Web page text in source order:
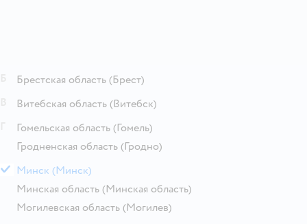
Брестская область (Брест)
Витебская область (Витебск)
Гомельская область (Гомель)
Гродненская область (Гродно)
М Минск (Минск)
Минская область (Минская область)
Могилевская область (Могилев)